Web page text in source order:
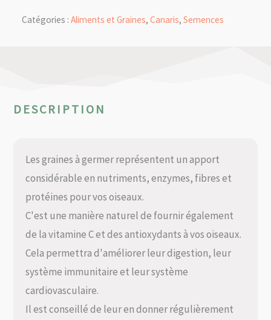
Catégories : Aliments et Graines, Canaris, Semences
DESCRIPTION
Les graines à germer représentent un apport
considérable en nutriments, enzymes, fibres et
protéines pour vos oiseaux.
C'est une manière naturel de fournir également
de la vitamine C et des antioxydants à vos oiseaux.
Cela permettra d'améliorer leur digestion, leur
système immunitaire et leur système
cardiovasculaire.
Il est conseillé de leur en donner régulièrement